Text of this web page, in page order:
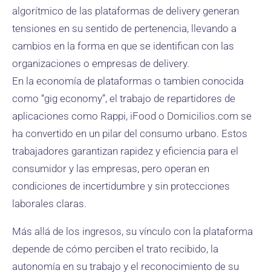
algorítmico de las plataformas de delivery generan
tensiones en su sentido de pertenencia, llevando a
cambios en la forma en que se identifican con las
organizaciones o empresas de delivery.
En la economía de plataformas o tambien conocida
como “gig economy”, el trabajo de repartidores de
aplicaciones como Rappi, iFood o Domicilios.com se
ha convertido en un pilar del consumo urbano. Estos
trabajadores garantizan rapidez y eficiencia para el
consumidor y las empresas, pero operan en
condiciones de incertidumbre y sin protecciones
laborales claras.
Más allá de los ingresos, su vínculo con la plataforma
depende de cómo perciben el trato recibido, la
autonomía en su trabajo y el reconocimiento de su